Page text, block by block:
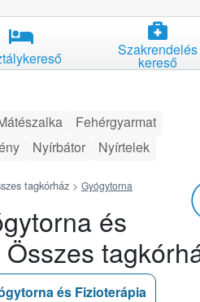
Szakrendelés
kereső
Fehérgyarmat
Nyírbátor Nyírtelek
tagkórház > Gyógytorna
és
és Fizioterápia